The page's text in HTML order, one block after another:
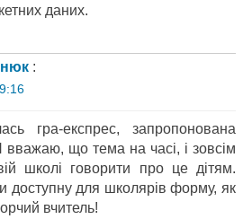
даних.
:
гра-експрес, запропонована
вважаю, що тема на часі, і зовсім
школі говорити про це дітям.
доступну для школярів форму, як
вчитель!